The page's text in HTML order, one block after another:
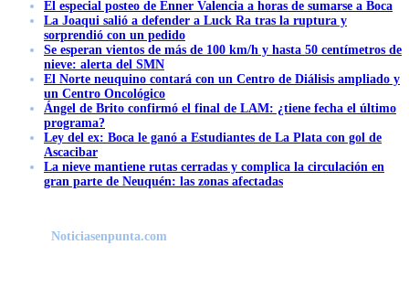
El especial posteo de Enner Valencia a horas de sumarse a Boca
La Joaqui salió a defender a Luck Ra tras la ruptura y
sorprendió con un pedido
Se esperan vientos de más de 100 km/h y hasta 50 centímetros de
nieve: alerta del SMN
El Norte neuquino contará con un Centro de Diálisis ampliado y
un Centro Oncológico
Ángel de Brito confirmó el final de LAM: ¿tiene fecha el último
programa?
Ley del ex: Boca le ganó a Estudiantes de La Plata con gol de
Ascacibar
La nieve mantiene rutas cerradas y complica la circulación en
gran parte de Neuquén: las zonas afectadas
Noticiasenpunta.com